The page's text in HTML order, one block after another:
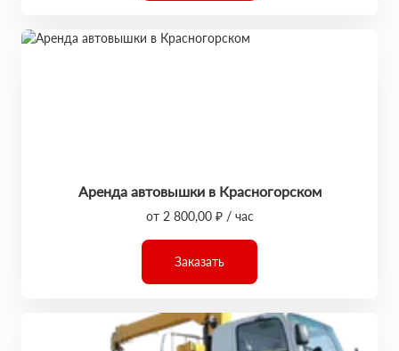
Аренда автовышки в Красногорском
от 2 800,00 ₽ / час
Заказать